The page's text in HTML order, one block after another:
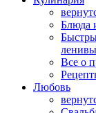
Блюда
Все о
Любовь